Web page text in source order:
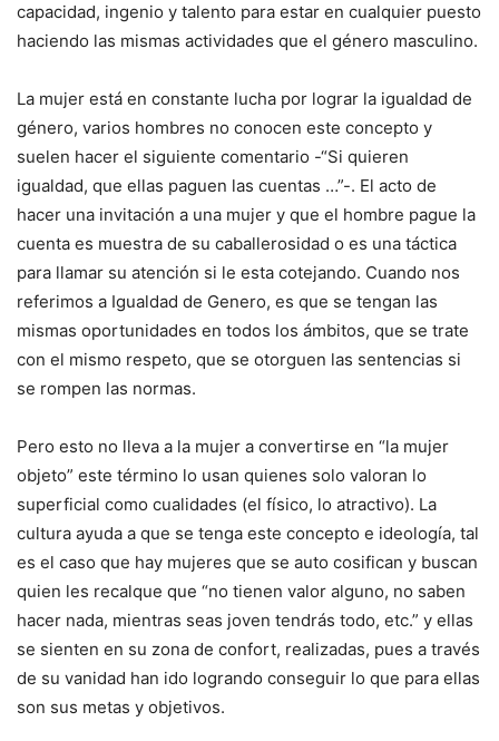
capacidad, ingenio y talento para estar en cualquier puesto
haciendo las mismas actividades que el género masculino.
La mujer está en constante lucha por lograr la igualdad de
género, varios hombres no conocen este concepto y
suelen hacer el siguiente comentario -“Si quieren
igualdad, que ellas paguen las cuentas …”-. El acto de
hacer una invitación a una mujer y que el hombre pague la
cuenta es muestra de su caballerosidad o es una táctica
para llamar su atención si le esta cotejando. Cuando nos
referimos a Igualdad de Genero, es que se tengan las
mismas oportunidades en todos los ámbitos, que se trate
con el mismo respeto, que se otorguen las sentencias si
se rompen las normas.
Pero esto no lleva a la mujer a convertirse en “la mujer
objeto” este término lo usan quienes solo valoran lo
superficial como cualidades (el físico, lo atractivo). La
cultura ayuda a que se tenga este concepto e ideología, tal
es el caso que hay mujeres que se auto cosifican y buscan
quien les recalque que “no tienen valor alguno, no saben
hacer nada, mientras seas joven tendrás todo, etc.” y ellas
se sienten en su zona de confort, realizadas, pues a través
de su vanidad han ido logrando conseguir lo que para ellas
son sus metas y objetivos.